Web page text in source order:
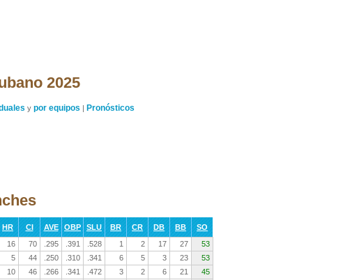
2025
y por equipos | Pronósticos
HR CI AVE OBP SLU BR CR DB BB
SO
16 70 .295 .391 .528 1 2 17 27
53
5 44 .250 .310 .341 6 5 3 23
53
10 46 .266 .341 .472 3 2 6 21
45